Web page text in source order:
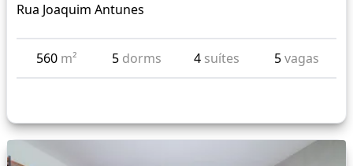
Rua Joaquim Antunes
560 m² 5 dorms 4 suítes 5vagas